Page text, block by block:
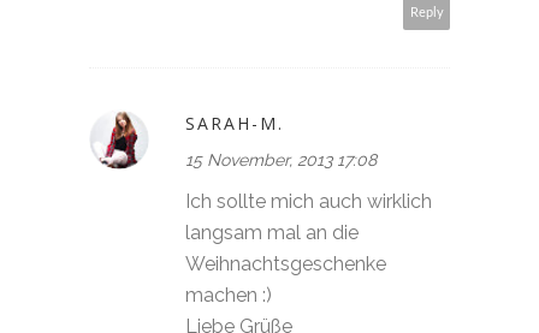
Reply
SARAH-M.
15 November, 2013 17:08
Ich sollte mich auch wirklich
langsam mal an die
Weihnachtsgeschenke
machen :)
Liebe Grüße